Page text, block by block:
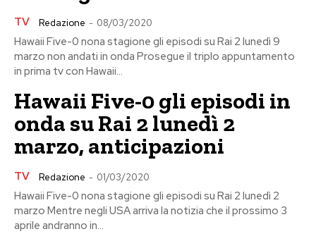
TV Redazione - 08/03/2020
Hawaii Five-0 nona stagione gli episodi su Rai 2 lunedì 9
marzo non andati in onda Prosegue il triplo appuntamento
in prima tv con Hawaii...
Hawaii Five-0 gli episodi in
onda su Rai 2 lunedì 2
marzo, anticipazioni
TV Redazione - 01/03/2020
Hawaii Five-0 nona stagione gli episodi su Rai 2 lunedì 2
marzo Mentre negli USA arriva la notizia che il prossimo 3
aprile andranno in...